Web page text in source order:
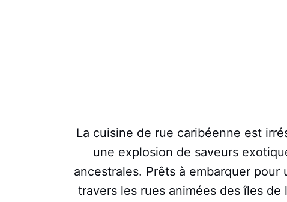
La cuisine de rue caribéenne est
une explosion de saveurs
ancestrales. Prêts à embarquer
travers les rues animées des îles